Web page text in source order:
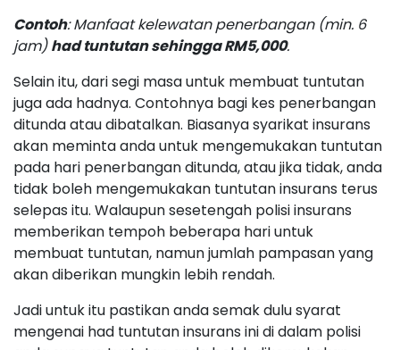
Contoh: Manfaat kelewatan penerbangan (min. 6
jam)had tuntutan sehingga RM5,000.
Selain itu, dari segi masa untuk membuat tuntutan
juga ada hadnya. Contohnya bagi kes penerbangan
ditunda atau dibatalkan. Biasanya syarikat insurans
akan meminta anda untuk mengemukakan tuntutan
pada hari penerbangan ditunda, atau jika tidak, anda
tidak boleh mengemukakan tuntutan insurans terus
selepas itu. Walaupun sesetengah polisi insurans
memberikan tempoh beberapa hari untuk
membuat tuntutan, namun jumlah pampasan yang
akan diberikan mungkin lebih rendah.
Jadi untuk itu pastikan anda semak dulu syarat
mengenai had tuntutan insurans ini di dalam polisi